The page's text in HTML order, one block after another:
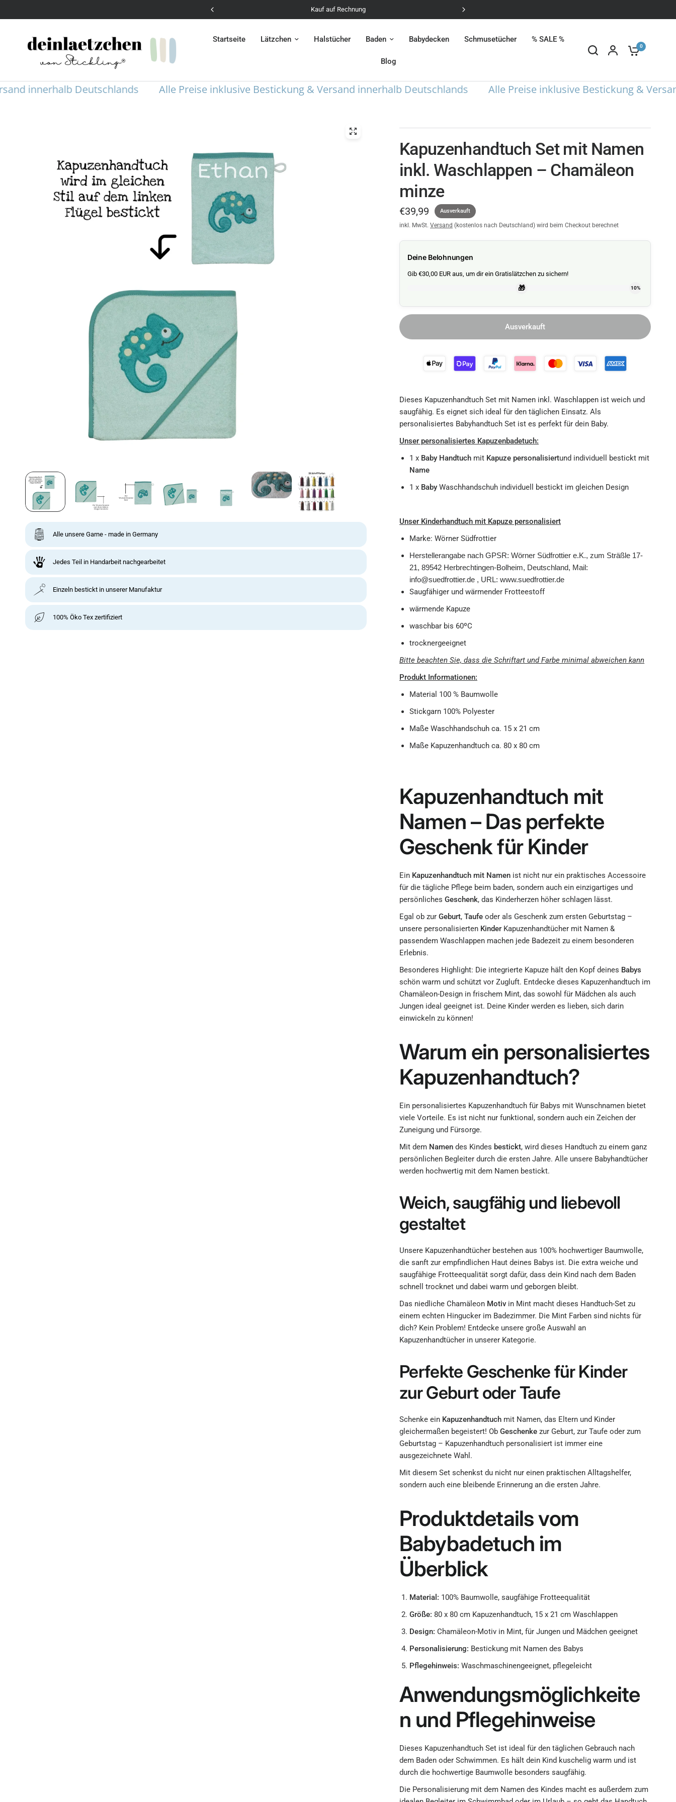
Kauf auf Rechnung
Startseite Lätzchen Halstücher Baden Babydecken Schmusetücher % SALE %
Blog
0
Deutschlands Alle Preise inklusive Bestickung & Versand innerhalb Deutschlands Alle Preise inklusive Bestickung & Versand
Alle unsere Garne - made in Germany
Jedes Teil in Handarbeit nachgearbeitet
Einzeln bestickt in unserer Manufaktur
100% Öko Tex zertifiziert
Kapuzenhandtuch Set mit Namen
inkl. Waschlappen – Chamäleon
minze
€39,99 Ausverkauft
inkl. MwSt. Versand (kostenlos nach Deutschland) wird beim Checkout berechnet
Deine Belohnungen
Gib €30,00 EUR aus, um dir ein Gratislätzchen zu sichern!
🎁 10%
Ausverkauft
Dieses Kapuzenhandtuch Set mit Namen inkl. Waschlappen ist weich und
saugfähig. Es eignet sich ideal für den täglichen Einsatz. Als
personalisiertes Babyhandtuch Set ist es perfekt für dein Baby.
Unser personalisiertes Kapuzenbadetuch:
1 x Baby Handtuch mit Kapuze personalisiertund individuell bestickt mit
Name
1 x Baby Waschhandschuh individuell bestickt im gleichen Design
Unser Kinderhandtuch mit Kapuze personalisiert
Marke: Wörner Südfrottier
Herstellerangabe nach GPSR: Wörner Südfrottier e.K., zum Sträßle 17-
21, 89542 Herbrechtingen-Bolheim, Deutschland, Mail:
info@suedfrottier.de , URL: www.suedfrottier.de
Saugfähiger und wärmender Frotteestoff
wärmende Kapuze
waschbar bis 60ºC
trocknergeeignet
Bitte beachten Sie, dass die Schriftart und Farbe minimal abweichen kann
Produkt Informationen:
Material 100 % Baumwolle
Stickgarn 100% Polyester
Maße Waschhandschuh ca. 15 x 21 cm
Maße Kapuzenhandtuch ca. 80 x 80 cm
Kapuzenhandtuch mit
Namen – Das perfekte
Geschenk für Kinder
Ein Kapuzenhandtuch mit Namen ist nicht nur ein praktisches Accessoire
für die tägliche Pflege beim baden, sondern auch ein einzigartiges und
persönlichesGeschenk, das Kinderherzen höher schlagen lässt.
Egal ob zurGeburt,Taufe oder als Geschenk zum ersten Geburtstag –
unsere personalisierten Kinder Kapuzenhandtücher mit Namen &
passendem Waschlappen machen jede Badezeit zu einem besonderen
Erlebnis.
Besonderes Highlight: Die integrierte Kapuze hält den Kopf deines Babys
schön warm und schützt vor Zugluft. Entdecke dieses Kapuzenhandtuch im
Chamäleon-Design in frischem Mint, das sowohl für Mädchen als auch
Jungen ideal geeignet ist. Deine Kinder werden es lieben, sich darin
einwickeln zu können!
Warum ein personalisiertes
Kapuzenhandtuch?
Ein personalisiertes Kapuzenhandtuch für Babys mit Wunschnamen bietet
viele Vorteile. Es ist nicht nur funktional, sondern auch ein Zeichen der
Zuneigung und Fürsorge.
Mit dem Namen des Kindes bestickt, wird dieses Handtuch zu einem ganz
persönlichen Begleiter durch die ersten Jahre. Alle unsere Babyhandtücher
werden hochwertig mit dem Namen bestickt.
Weich, saugfähig und liebevoll
gestaltet
Unsere Kapuzenhandtücher bestehen aus 100% hochwertiger Baumwolle,
die sanft zur empfindlichen Haut deines Babys ist. Die extra weiche und
saugfähige Frotteequalität sorgt dafür, dass dein Kind nach dem Baden
schnell trocknet und dabei warm und geborgen bleibt.
Das niedliche Chamäleon Motiv in Mint macht dieses Handtuch-Set zu
einem echten Hingucker im Badezimmer. Die Mint Farben sind nichts für
dich? Kein Problem! Entdecke unsere große Auswahl an
Kapuzenhandtücher in unserer Kategorie.
Perfekte Geschenke für Kinder
zur Geburt oder Taufe
Schenke ein Kapuzenhandtuch mit Namen, das Eltern und Kinder
gleichermaßen begeistert! ObGeschenke zur Geburt, zur Taufe oder zum
Geburtstag – Kapuzenhandtuch personalisiert ist immer eine
ausgezeichnete Wahl.
Mit diesem Set schenkst du nicht nur einen praktischen Alltagshelfer,
sondern auch eine bleibende Erinnerung an die ersten Jahre.
Produktdetails vom
Babybadetuch im
Überblick
Material: 100% Baumwolle, saugfähige Frotteequalität
Größe: 80 x 80 cm Kapuzenhandtuch, 15 x 21 cm Waschlappen
Design: Chamäleon-Motiv in Mint, für Jungen und Mädchen geeignet
Personalisierung: Bestickung mit Namen des Babys
Pflegehinweis: Waschmaschinengeeignet, pflegeleicht
Anwendungsmöglichkeite
n und Pflegehinweise
Dieses Kapuzenhandtuch Set ist ideal für den täglichen Gebrauch nach
dem Baden oder Schwimmen. Es hält dein Kind kuschelig warm und ist
durch die hochwertige Baumwolle besonders saugfähig.
Die Personalisierung mit dem Namen des Kindes macht es außerdem zum